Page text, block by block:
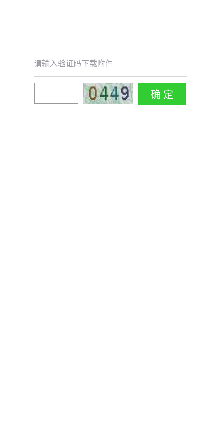
请输入验证码下载附件